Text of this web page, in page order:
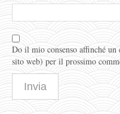
Do il mio consenso affinché
sito web) per il prossimo